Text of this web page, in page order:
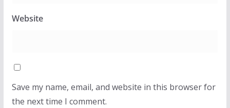
Website
Save my name, email, and website in this browser for
the next time I comment.